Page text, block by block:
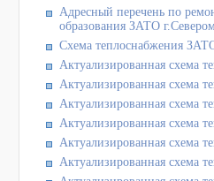
Адресный перечень по
образования ЗАТО
Схема теплоснабжения
Актуализированная схема
Актуализированная схема
Актуализированная схема
Актуализированная схема
Актуализированная схема
Актуализированная схема